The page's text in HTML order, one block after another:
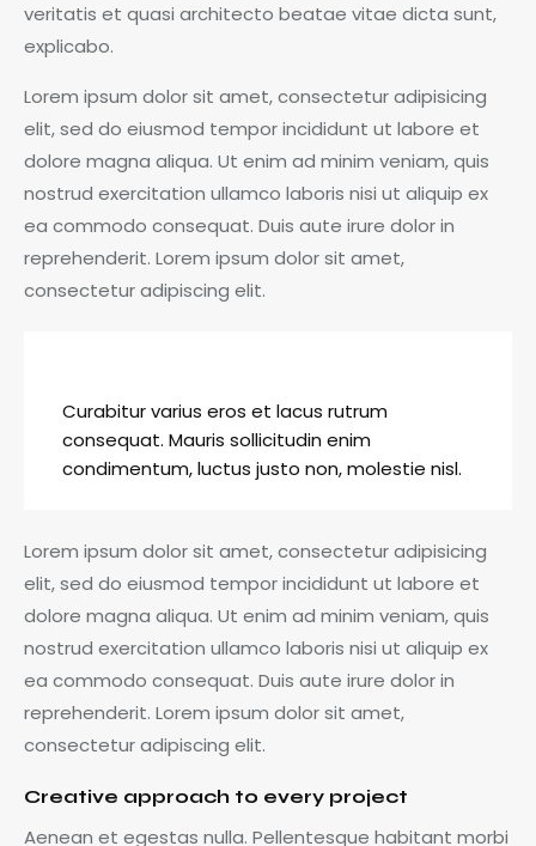
veritatis et quasi architecto beatae vitae dicta sunt,
explicabo.
Lorem ipsum dolor sit amet, consectetur adipisicing
elit, sed do eiusmod tempor incididunt ut labore et
dolore magna aliqua. Ut enim ad minim veniam, quis
nostrud exercitation ullamco laboris nisi ut aliquip ex
ea commodo consequat. Duis aute irure dolor in
reprehenderit. Lorem ipsum dolor sit amet,
consectetur adipiscing elit.
Curabitur varius eros et lacus rutrum
consequat. Mauris sollicitudin enim
condimentum, luctus justo non, molestie nisl.
Lorem ipsum dolor sit amet, consectetur adipisicing
elit, sed do eiusmod tempor incididunt ut labore et
dolore magna aliqua. Ut enim ad minim veniam, quis
nostrud exercitation ullamco laboris nisi ut aliquip ex
ea commodo consequat. Duis aute irure dolor in
reprehenderit. Lorem ipsum dolor sit amet,
consectetur adipiscing elit.
Creative approach to every project
Aenean et egestas nulla. Pellentesque habitant morbi